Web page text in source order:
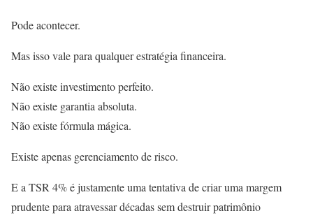
Pode acontecer.
Mas isso vale para qualquer estratégia financeira.
Não existe investimento perfeito.
Não existe garantia absoluta.
Não existe fórmula mágica.
Existe apenas gerenciamento de risco.
E a TSR 4% é justamente uma tentativa de criar uma margem
prudente para atravessar décadas sem destruir patrimônio